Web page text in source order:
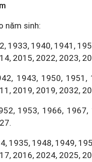
năm sinh:
1933, 1940, 1941,
2015, 2022, 2023,
1943, 1950,
2019, 2019, 2032,
1953, 1966,
1935, 1948, 1949,
2016, 2024, 2025,